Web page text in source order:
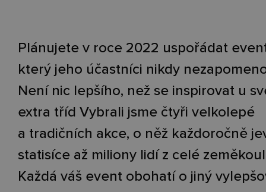
Plánujete v roce 2022 uspořádat
který jeho účastníci nikdy
Není nic lepšího, než se inspirovat u
extra tříd Vybrali jsme čtyři velkolepé
a tradičních akce, o něž každoročně
statisíce až miliony lidí z celé
Každá váš event obohatí o jiný